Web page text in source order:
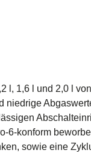
l, 1,6 l und 2,0 l
6-konform
sowie eine